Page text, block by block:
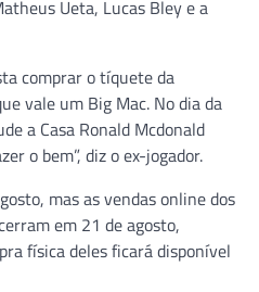
Ueta, Lucas Bley e a
comprar o tíquete da
vale um Big Mac. No dia da
a Casa Ronald Mcdonald
o bem”, diz o ex-jogador.
mas as vendas online dos
em 21 de agosto,
física deles ficará disponível